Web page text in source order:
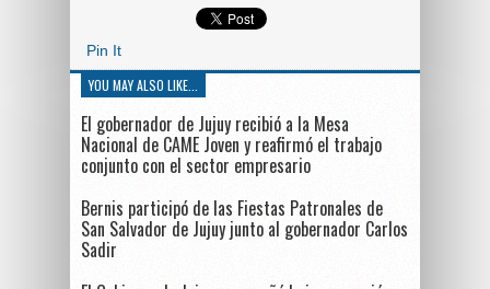
Pin It
YOU MAY ALSO LIKE...
El gobernador de Jujuy recibió a la Mesa
Nacional de CAME Joven y reafirmó el trabajo
conjunto con el sector empresario
Bernis participó de las Fiestas Patronales de
San Salvador de Jujuy junto al gobernador Carlos
Sadir